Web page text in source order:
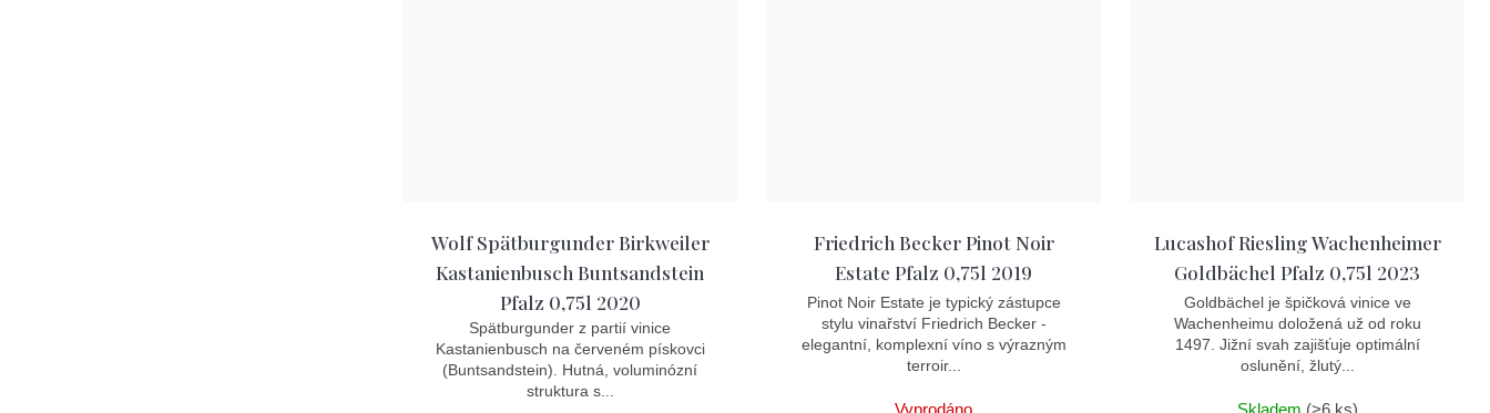
Wolf Spätburgunder Birkweiler
Kastanienbusch Buntsandstein
Pfalz 0,75l 2020
Spätburgunder z partií vinice
Kastanienbusch na červeném pískovci
(Buntsandstein). Hutná, voluminózní
struktura s...
Friedrich Becker Pinot Noir
Estate Pfalz 0,75l 2019
Pinot Noir Estate je typický zástupce
stylu vinařství Friedrich Becker -
elegantní, komplexní víno s výrazným
terroir...
Vyprodáno
Lucashof Riesling Wachenheimer
Goldbächel Pfalz 0,75l 2023
Goldbächel je špičková vinice ve
Wachenheimu doložená už od roku
1497. Jižní svah zajišťuje optimální
oslunění, žlutý...
Skladem (>6 ks)